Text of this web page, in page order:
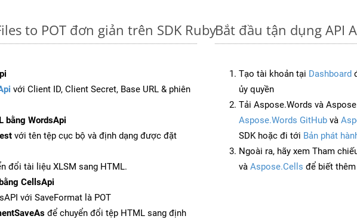
to POT đơn giản trên SDK Ruby
với Client ID, Client Secret, Base URL & phiên
bằng WordsApi
với tên tệp cục bộ và định dạng được đặt
đổi tài liệu XLSM sang HTML.
CellsApi
với SaveFormat là POT
để chuyển đổi tệp HTML sang định
Bắt đầu tận dụng API
Tạo tài khoản tại Dashboard
ủy quyền
Tải Aspose.Words và
Aspose.Words GitHub và
SDK hoặc đi tới Bản phát
Ngoài ra, hãy xem Tham
và Aspose.Cells để biết